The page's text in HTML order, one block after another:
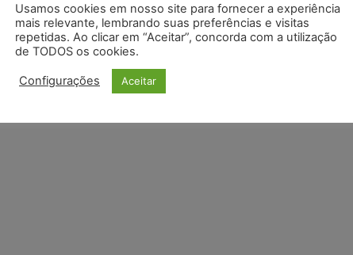
Usamos cookies em nosso site para fornecer a experiência
mais relevante, lembrando suas preferências e visitas
repetidas. Ao clicar em “Aceitar”, concorda com a utilização
de TODOS os cookies.
Configurações Aceitar